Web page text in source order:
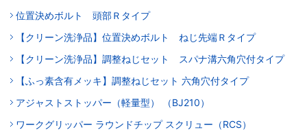
位置決めボルト 頭部Ｒタイプ
【クリーン洗浄品】位置決めボルト ねじ先端Ｒタイプ
【クリーン洗浄品】調整ねじセット スパナ溝六角穴付タイプ
【ふっ素含有メッキ】調整ねじセット 六角穴付タイプ
アジャストストッパー（軽量型） （BJ210）
ワークグリッパー ラウンドチップ スクリュー（RCS）